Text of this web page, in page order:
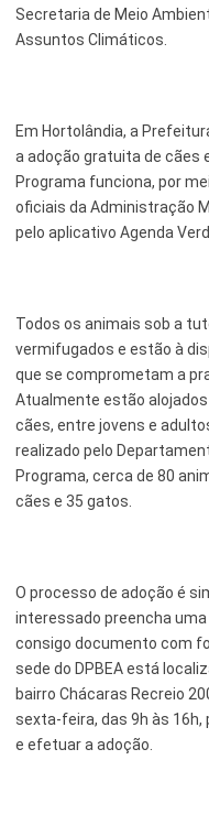
Serviços Urbanos
Secretaria de Meio
Assuntos Climáticos.
Em Hortolândia, a
a adoção gratuita de cães
Programa funciona, por
oficiais da Administração
pelo aplicativo Agenda
Todos os animais sob a
vermifugados e estão à
que se comprometam a
Atualmente estão alojados
cães, entre jovens e
realizado pelo
Programa, cerca de 80
cães e 35 gatos.
O processo de adoção é
interessado preencha uma
consigo documento com
sede do DPBEA está
bairro Chácaras Recreio
sexta-feira, das 9h às 16h,
e efetuar a adoção.